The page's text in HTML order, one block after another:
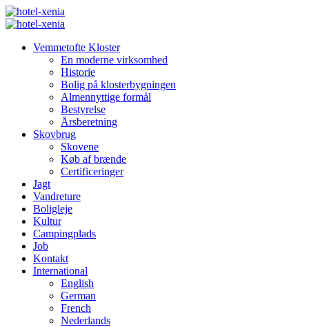
Vemmetofte Kloster
En moderne virksomhed
Historie
Bolig på klosterbygningen
Almennyttige formål
Bestyrelse
Årsberetning
Skovbrug
Skovene
Køb af brænde
Certificeringer
Jagt
Vandreture
Boligleje
Kultur
Campingplads
Job
Kontakt
International
English
German
French
Nederlands